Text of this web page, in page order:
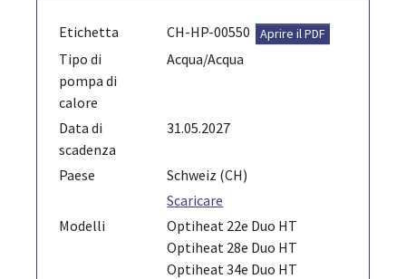
Etichetta CH-HP-00550 Aprire il PDF
Tipo di
pompa di
calore
Acqua/Acqua
Data di
scadenza
31.05.2027
Paese
Schweiz (CH)
Scaricare
Modelli
Optiheat 22e Duo HT
Optiheat 28e Duo HT
Optiheat 34e Duo HT